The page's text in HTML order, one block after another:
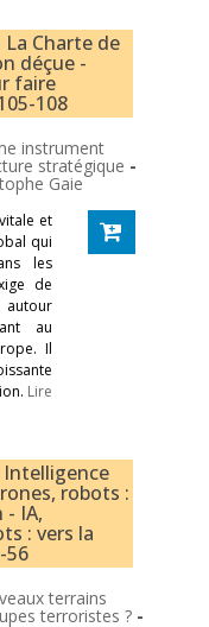
La Charte de
déçue -
faire
108
instrument
stratégique -
Gaie
et
qui
les
de
autour
au
Il
Lire
Intelligence
robots :
- IA,
: vers la
56
terrains
terroristes ? -